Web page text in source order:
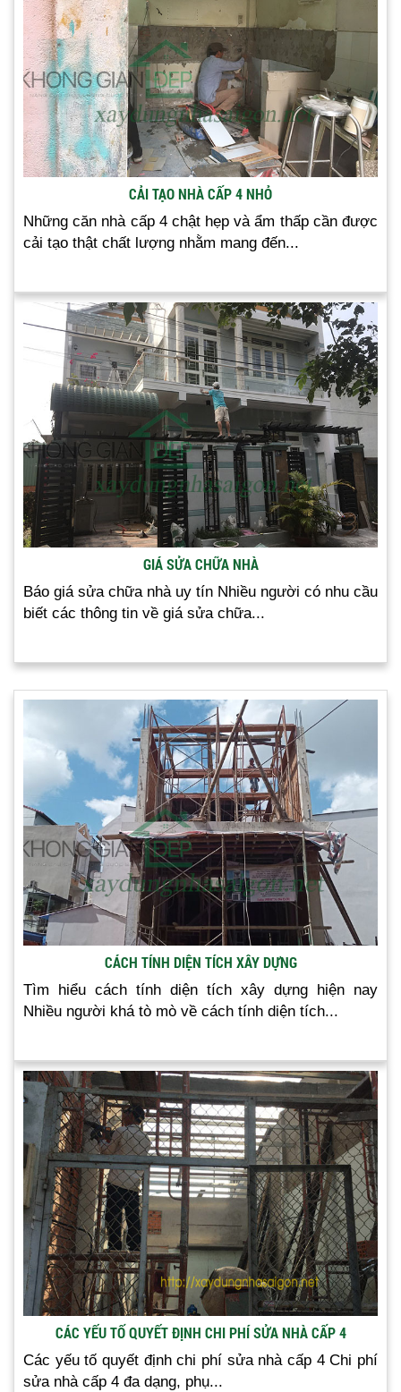
CẢI TẠO NHÀ CẤP 4 NHỎ
Những căn nhà cấp 4 chật hẹp và ẩm thấp cần được
cải tạo thật chất lượng nhằm mang đến...
GIÁ SỬA CHỮA NHÀ
Báo giá sửa chữa nhà uy tín Nhiều người có nhu cầu
biết các thông tin về giá sửa chữa...
CÁCH TÍNH DIỆN TÍCH XÂY DỰNG
Tìm hiểu cách tính diện tích xây dựng hiện nay
Nhiều người khá tò mò về cách tính diện tích...
CÁC YẾU TỐ QUYẾT ĐỊNH CHI PHÍ SỬA NHÀ CẤP 4
Các yếu tố quyết định chi phí sửa nhà cấp 4 Chi phí
sửa nhà cấp 4 đa dạng, phụ...